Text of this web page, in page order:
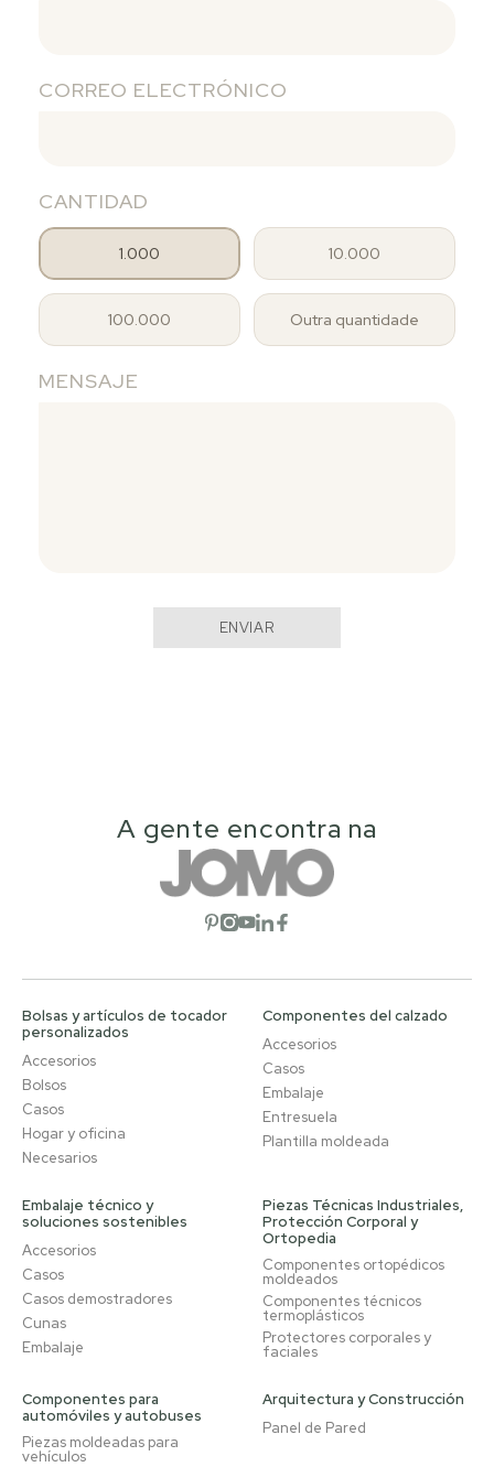
CORREO ELECTRÓNICO
CANTIDAD
1.000 10.000
100.000 Outra quantidade
MENSAJE
ENVIAR
A gente encontra na
Abrir red social
Abrir red social
Abrir red social
Abrir red social
Abrir red social
Bolsas y artículos de tocador
personalizados
Accesorios
Bolsos
Casos
Hogar y oficina
Necesarios
Componentes del calzado
Accesorios
Casos
Embalaje
Entresuela
Plantilla moldeada
Embalaje técnico y
soluciones sostenibles
Accesorios
Casos
Casos demostradores
Cunas
Embalaje
Piezas Técnicas Industriales,
Protección Corporal y
Ortopedia
Componentes ortopédicos
moldeados
Componentes técnicos
termoplásticos
Protectores corporales y
faciales
Componentes para
automóviles y autobuses
Piezas moldeadas para
vehículos
Arquitectura y Construcción
Panel de Pared